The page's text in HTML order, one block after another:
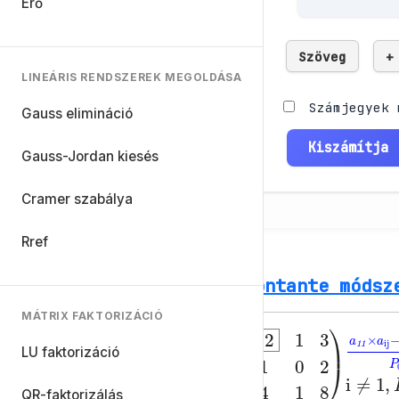
LINEÁRIS RENDSZEREK MEGOLDÁSA
Gauss elimináció
Gauss-Jordan kiesés
Cramer szabálya
Rref
MÁTRIX FAKTORIZÁCIÓ
LU faktorizáció
QR-faktorizálás
Szöveg +
Kiszámítja
Montante
( 1 310
24 8 ) a1 1
ai,1
i≠1
a11